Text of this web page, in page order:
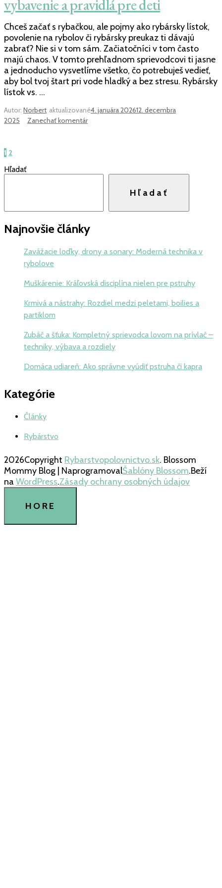
vybavenie a pravidlá pre deti
Chceš začať s rybačkou, ale pojmy ako rybársky lístok,
povolenie na rybolov či rybársky preukaz ti dávajú
zabrať? Nie si v tom sám. Začiatočníci v tom často
majú chaos. V tomto prehľadnom sprievodcovi ti jasne
a jednoducho vysvetlíme všetko, čo potrebuješ vedieť,
aby bol tvoj štart pri vode hladký a bez stresu. Rybársky
lístok vs. …
Autor: Norbert aktualizované4. januára 202612. decembra
2025
Zanechať komentárk
lístku:
pravidlá
deti
Stránkovanie
príspevkov
Stránka
1 Stránka
2
Hľadať
Hľadať
Najnovšie články
Zavážacie loďky, drony a sonary: Moderná technika v
rybolove
Muškárenie: Kráľovská disciplína nielen pre pstruhy
Krmivá a nástrahy: Rozdiel medzi peletami, boilies a
partiklom
Zubáč a šťuka: Kompletný sprievodca lovom na prívlač –
techniky, výbava a rozdiely
Domáca udiareň: Ako správne vyúdiť pstruha či kapra
Kategórie
Články
Rybárstvo
2026Copyright Rybarstvopolovnictvo.sk. Blossom
Mommy Blog | NaprogramovalŠablóny Blossom.Beží
na WordPress.Zásady ochrany osobných údajov
HORE